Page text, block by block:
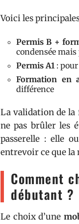
Voici les
Permis B +
condensée
Permis A1 :
Formation en
différence
La validation de
ne pas brûler les
passerelle : elle
entrevoir ce que
Comment
débutant ?
Le choix d’une